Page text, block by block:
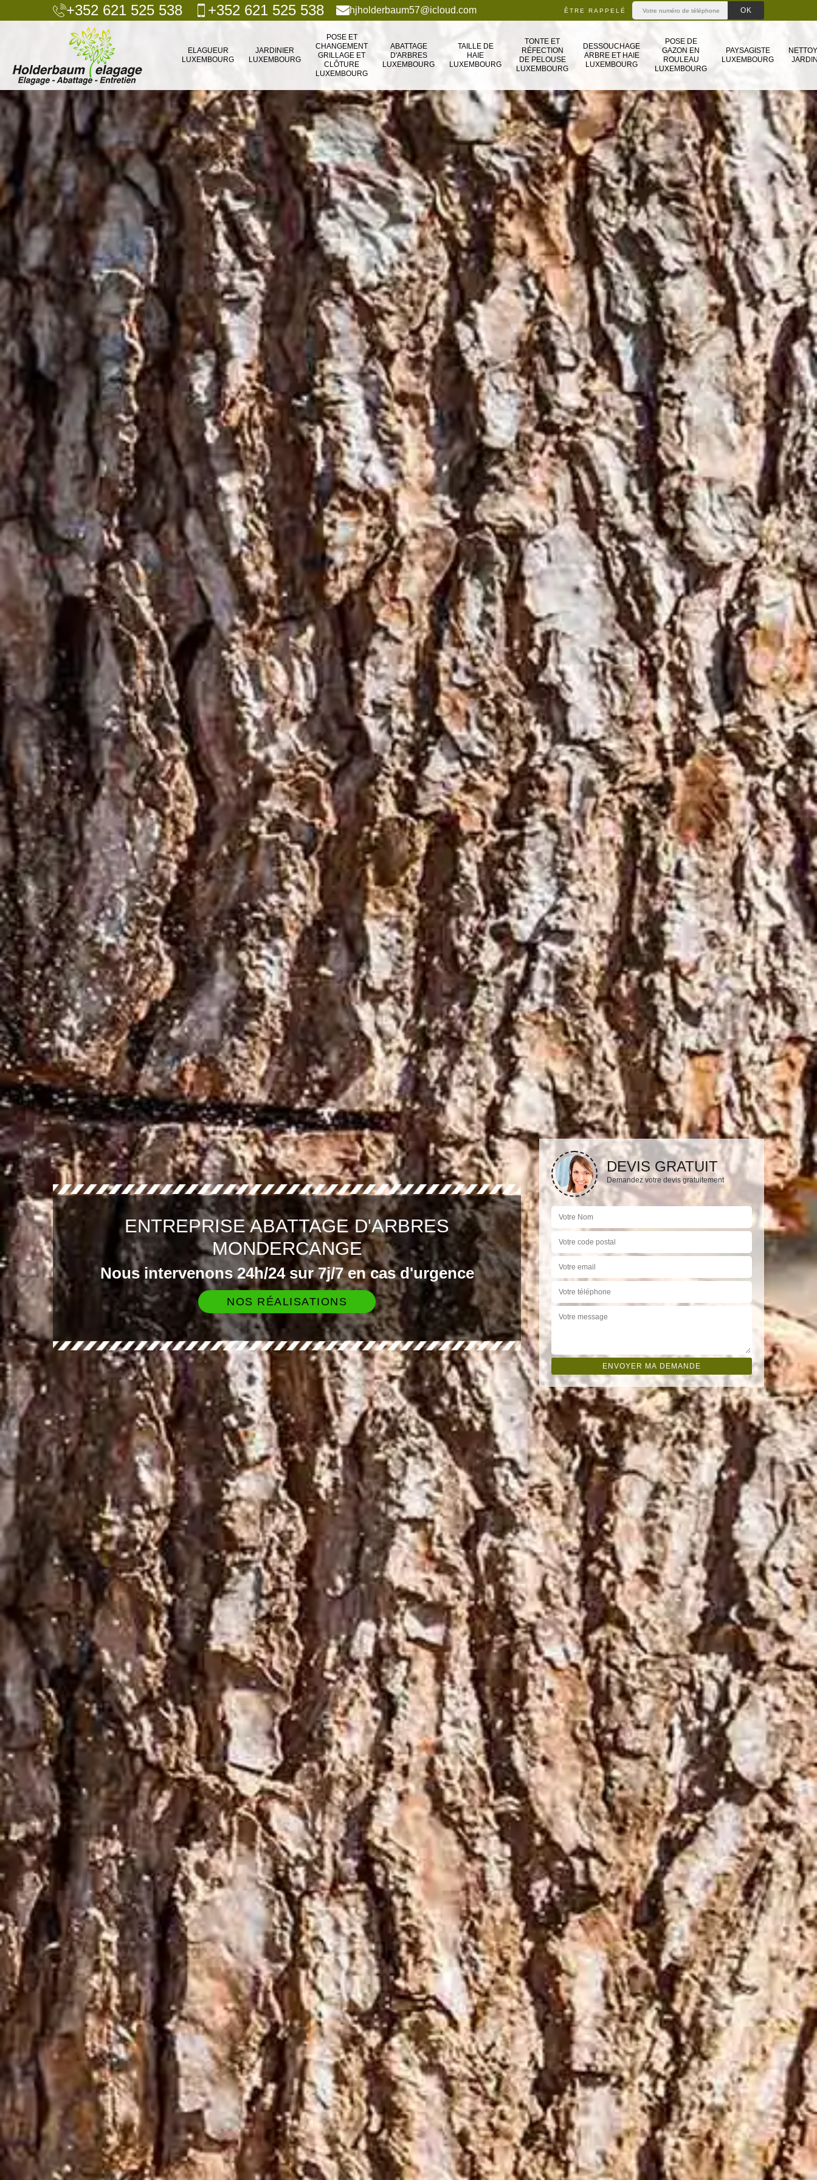
+352 621 525 538 +352 621 525 538 hjholderbaum57@icloud.com ÊTRE RAPPELÉ
ELAGUEUR
LUXEMBOURG
JARDINIER
LUXEMBOURG
POSE ET
CHANGEMENT
GRILLAGE ET
CLÔTURE
LUXEMBOURG
ABATTAGE
D'ARBRES
LUXEMBOURG
TAILLE DE
HAIE
LUXEMBOURG
TONTE ET
RÉFECTION
DE PELOUSE
LUXEMBOURG
DESSOUCHAGE
ARBRE ET HAIE
LUXEMBOURG
POSE DE
GAZON EN
ROULEAU
LUXEMBOURG
PAYSAGISTE
LUXEMBOURG
ENTREPRISE ABATTAGE D'ARBRES
MONDERCANGE
Nous intervenons 24h/24 sur 7j/7 en cas d'urgence
NOS RÉALISATIONS
DEVIS GRATUIT
Demandez votre devis gratuitement